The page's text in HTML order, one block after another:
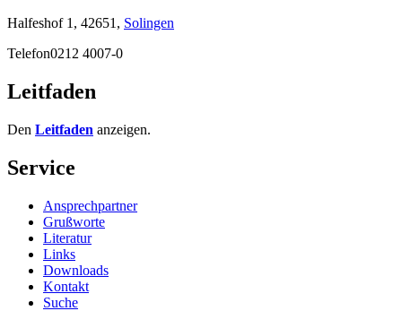
Halfeshof 1, 42651, Solingen
Telefon0212 4007-0
Leitfaden
Den Leitfaden anzeigen.
Service
Ansprechpartner
Grußworte
Literatur
Links
Downloads
Kontakt
Suche